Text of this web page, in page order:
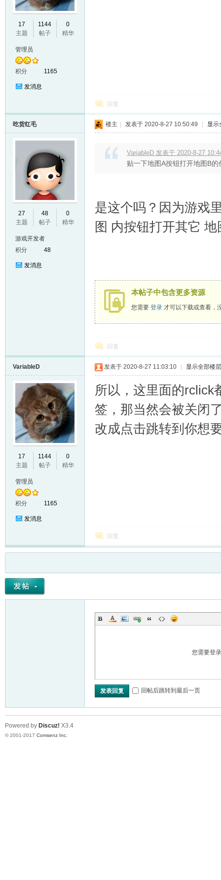
17
主题
1144
帖子
0
精华
管理员
积分 1165
发消息
回复
吃货红毛
27
主题
48
帖子
0
精华
游戏开发者
积分
48
发消息
楼主 发表于 2020-8-27 10:50:49 显示
VariableD 发表于 2020-8-27
贴一下地图A按钮打开地图B的
是这个吗？因为游戏
图 内按钮打开其它
本帖子中包含更多资源
您需要 登录才可以下载或查看，
回复
VariableD
17
主题
1144
帖子
0
精华
管理员
积分 1165
发消息
发表于 2020-8-27 11:03:10 显示全部楼层
所以，这里面的rclick
签，那当然会被关
改成点击跳转到你想
回复
您需要登
发表回复 回帖后跳转到最后一页
Powered by Discuz! X3.4
© 2001-2017 Comsenz Inc.